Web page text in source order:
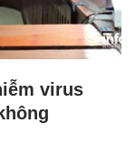
virus